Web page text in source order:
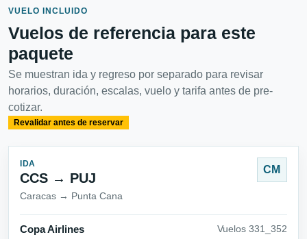
VUELO INCLUIDO
Vuelos de referencia para este
paquete
Se muestran ida y regreso por separado para revisar
horarios, duración, escalas, vuelo y tarifa antes de pre-
cotizar.
Revalidar antes de reservar
IDA
CCS → PUJ
Caracas → Punta Cana
CM
Copa Airlines Vuelos 331_352